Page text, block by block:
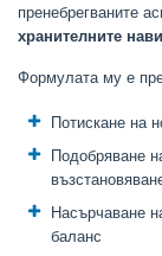
пренебрегваните
хранителните
Формулата му е
Потискане на
Подобряване
Насърчаване
баланс